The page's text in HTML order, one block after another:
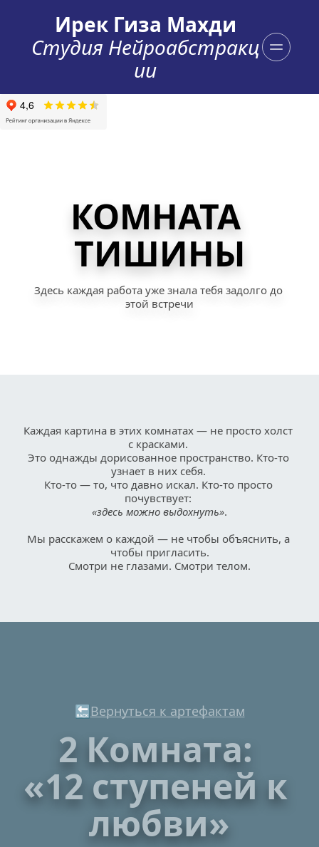
Ирек Гиза Махди
Студия Нейроабстракц
ии
КОМНАТА
ТИШИНЫ
Здесь каждая работа уже знала тебя задолго до
этой встречи
Каждая картина в этих комнатах — не просто холст
с красками.
Это однажды дорисованное пространство. Кто-то
узнает в них себя.
Кто-то — то, что давно искал. Кто-то просто
почувствует:
«здесь можно выдохнуть».
Мы расскажем о каждой — не чтобы объяснить, а
чтобы пригласить.
Смотри не глазами. Смотри телом.
🔙 Вернуться к артефактам
2 Комната:
«12 ступеней к
любви»